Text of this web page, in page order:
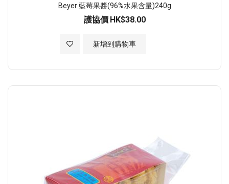
Beyer 藍莓果醬(96%水果含量)240g
護協價 HK$38.00
新增到購物車
加入至願望清單